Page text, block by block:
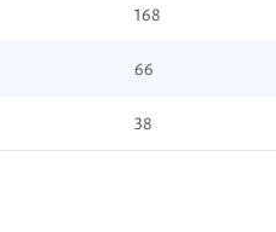
168
66
38